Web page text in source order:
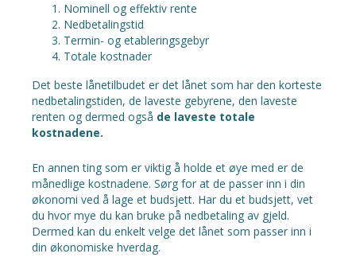
Nominell og effektiv rente
Nedbetalingstid
Termin- og etableringsgebyr
Totale kostnader
Det beste lånetilbudet er det lånet som har den korteste
nedbetalingstiden, de laveste gebyrene, den laveste
renten og dermed også de laveste totale
kostnadene.
En annen ting som er viktig å holde et øye med er de
månedlige kostnadene. Sørg for at de passer inn i din
økonomi ved å lage et budsjett. Har du et budsjett, vet
du hvor mye du kan bruke på nedbetaling av gjeld.
Dermed kan du enkelt velge det lånet som passer inn i
din økonomiske hverdag.